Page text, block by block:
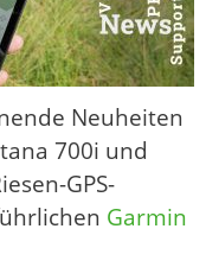
Neuheiten
700i und
GPS-
Garmin